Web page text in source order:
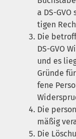
a DS-GVO
ti­gen
Die
DS-GVO
und es
Grün­de
fe­ne
Die
mä­ßig
Die